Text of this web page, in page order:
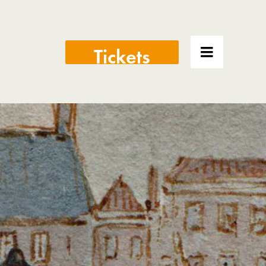
Tickets